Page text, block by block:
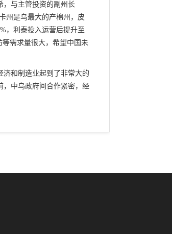
，与主管投资的副州长
州是乌最大的产棉州，皮
，利泰投入运营后提升至
需求量很大，希望中国未
济和制造业起到了非常大的
，中乌政府间合作紧密，经